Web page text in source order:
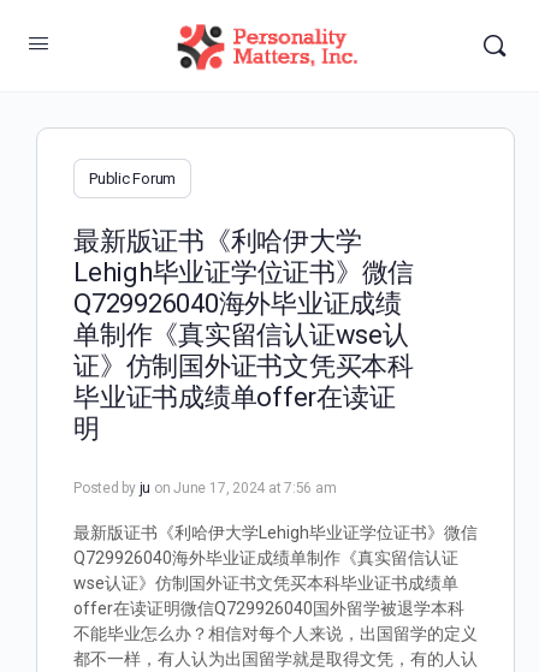
Public Forum
最新版证书《利哈伊大学
Lehigh毕业证学位证书》微信
Q729926040海外毕业证成绩
单制作《真实留信认证wse认
证》仿制国外证书文凭买本科
毕业证书成绩单offer在读证
明
Posted by ju on June 17, 2024 at 7:56 am
最新版证书《利哈伊大学Lehigh毕业证学位证书》微信
Q729926040海外毕业证成绩单制作《真实留信认证
wse认证》仿制国外证书文凭买本科毕业证书成绩单
offer在读证明微信Q729926040国外留学被退学本科
不能毕业怎么办？相信对每个人来说，出国留学的定义
都不一样，有人认为出国留学就是取得文凭，有的人认